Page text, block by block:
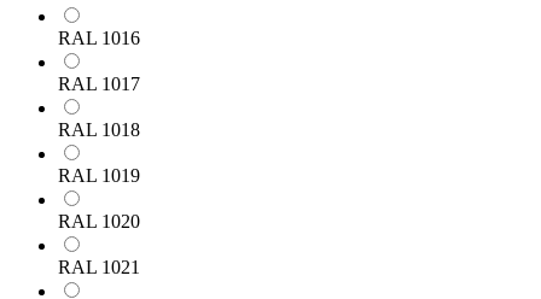
RAL 1016
RAL 1017
RAL 1018
RAL 1019
RAL 1020
RAL 1021